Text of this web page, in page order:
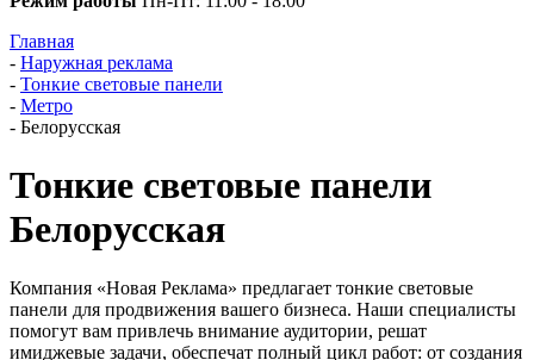
Главная
- Наружная реклама
- Тонкие световые панели
- Метро
- Белорусская
Тонкие световые панели
Белорусская
Компания «Новая Реклама» предлагает тонкие световые
панели для продвижения вашего бизнеса. Наши специалисты
помогут вам привлечь внимание аудитории, решат
имиджевые задачи, обеспечат полный цикл работ: от создания